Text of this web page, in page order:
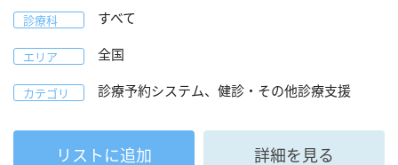
診療科 すべて
エリア 全国
カテゴリ 診療予約システム、健診・その他診療支援
リストに追加 詳細を見る